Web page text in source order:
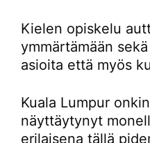
Kielen opiskelu
ymmärtämään
asioita että myös
Kuala Lumpur
näyttäytynyt
erilaisena tällä